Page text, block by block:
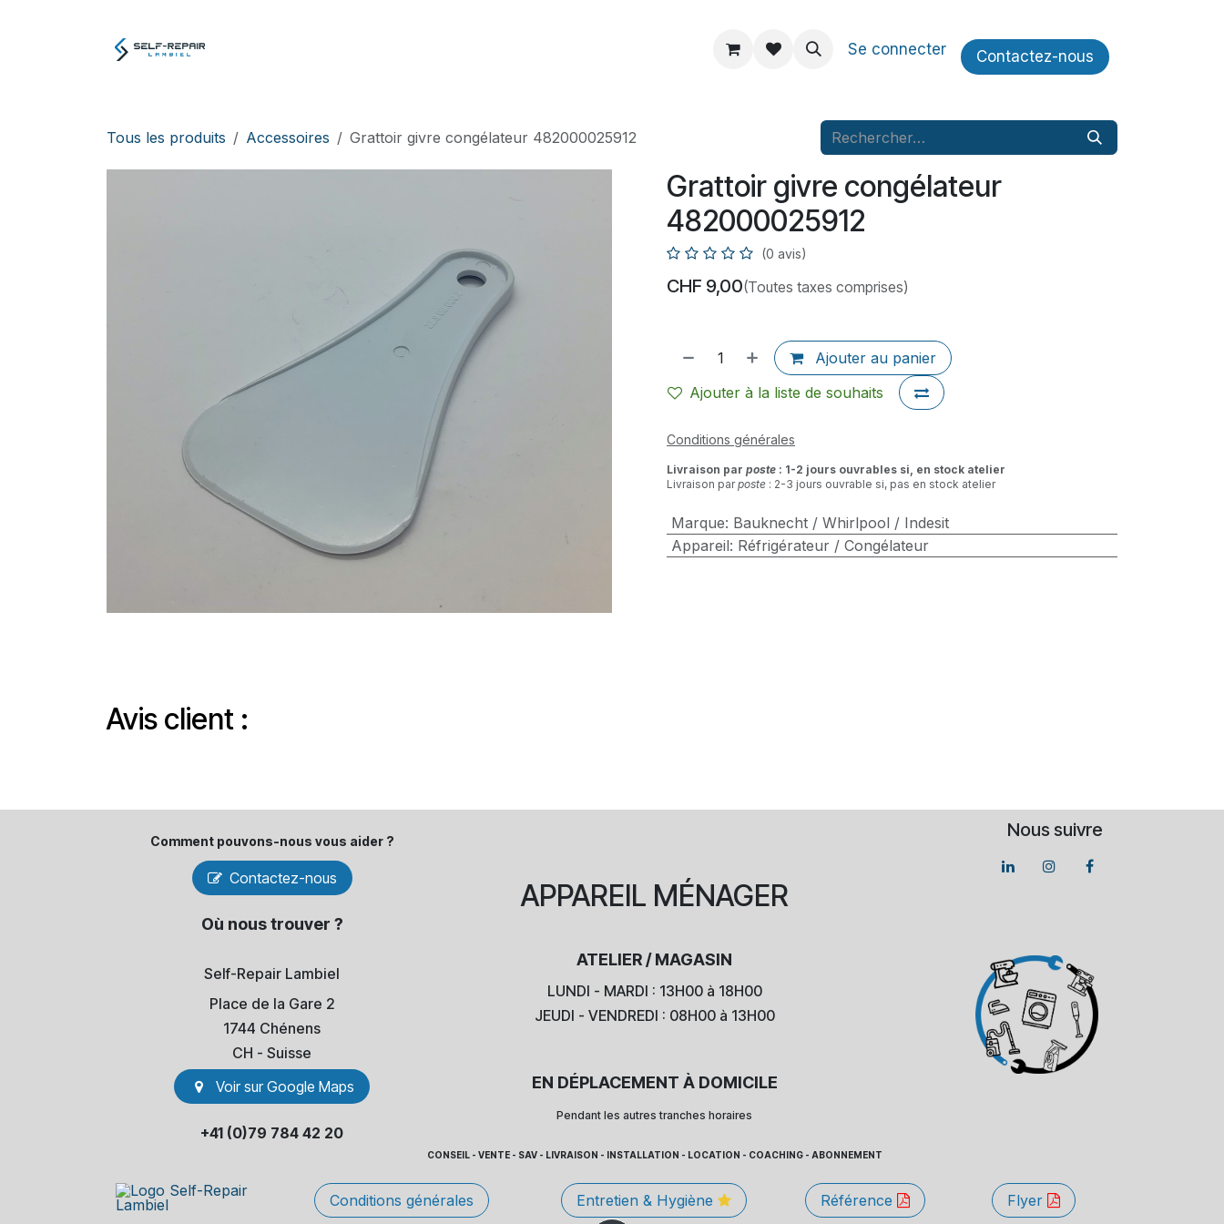
À propos Se connecter Contactez​​-nous
Tous les produits Accessoires Grattoir givre congélateur 482000025912
Grattoir givre congélateur
482000025912
(0 avis)
CHF 9,00(Toutes taxes comprises)
Ajouter au panier
Ajouter à la liste de souhaits
Conditions générales
Livraison par poste : 1-2 jours ouvrables si, en stock atelier
Livraison parposte : 2-3 jours ouvrable si, pas en stock atelier
Marque: Bauknecht / Whirlpool / Indesit
Appareil: Réfrigérateur / Congélateur
Avis client :
Nous suivre
Comment pouvons-​nous vous aider ?
Contactez-nous
Où nous trouver ?
Self-Repair Lambiel
Place de la Gare 2
1744 Chénens
​CH - Suisse
Voir sur Go​​ogle Maps
+41 (0)79 784 42 20
APPAREIL MÉNAGER
ATELIER / MAGASIN
LUNDI - MARDI : 13H00 à 18H00
JEUDI - VENDREDI : 08H00 à 13H00
EN DÉPLACEMENT À DOMICILE
Pendant les autres tranches horaires
CONSEIL - VENTE - SAV - LIVRAISON - INSTALLATION - LOCATION - COACHING - ABONNEMENT
Entretien & Hygiène Référence Flyer
Conditions générales